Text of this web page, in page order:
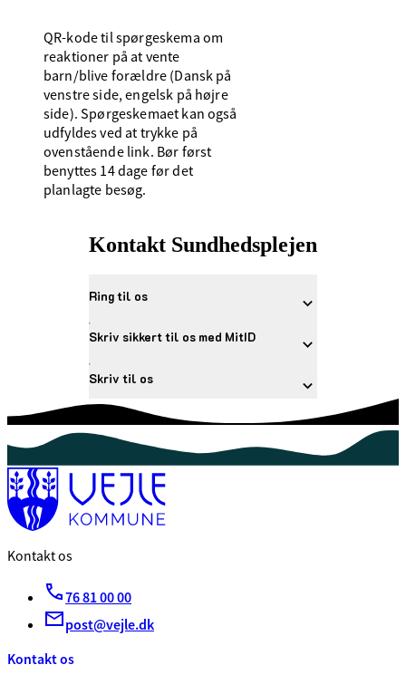
QR-kode til spørgeskema om
reaktioner på at vente
barn/blive forældre (Dansk på
venstre side, engelsk på højre
side). Spørgeskemaet kan også
udfyldes ved at trykke på
ovenstående link. Bør først
benyttes 14 dage før det
planlagte besøg.
Kontakt Sundhedsplejen
Ring til os
Skriv sikkert til os med MitID
Skriv til os
Kontakt os
76 81 00 00
post@vejle.dk
Kontakt os